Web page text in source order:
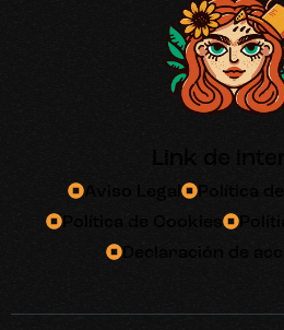
Link de
Aviso Legal
Política
Política de Cookies
Declaración de